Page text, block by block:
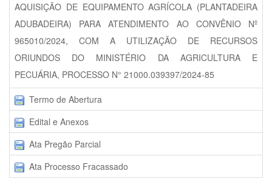
AQUISIÇÃO DE EQUIPAMENTO AGRÍCOLA (PLANTADEIRA
ADUBADEIRA) PARA ATENDIMENTO AO CONVÊNIO Nº
965010/2024, COM A UTILIZAÇÃO DE RECURSOS
ORIUNDOS DO MINISTÉRIO DA AGRICULTURA E
PECUÁRIA, PROCESSO N° 21000.039397/2024-85
Termo de Abertura
Edital e Anexos
Ata Pregão Parcial
Ata Processo Fracassado